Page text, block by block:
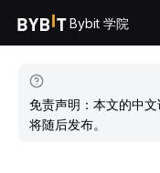
Bybit 学院
免责声明：本文的中
将随后发布。